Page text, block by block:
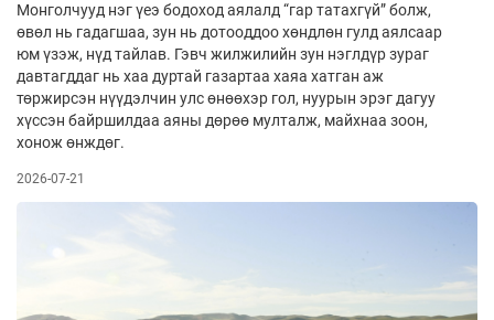
Монголчууд нэг үеэ бодоход аялалд “гар татахгүй” болж,
өвөл нь гадагшаа, зун нь дотооддоо хөндлөн гулд аялсаар
юм үзэж, нүд тайлав. Гэвч жилжилийн зун нэглдүр зураг
давтагддаг нь хаа дуртай газартаа хаяа хатган аж
төржирсэн нүүдэлчин улс өнөөхэр гол, нуурын эрэг дагуу
хүссэн байршилдаа аяны дөрөө мулталж, майхнаа зоон,
хонож өнждөг.
2026-07-21